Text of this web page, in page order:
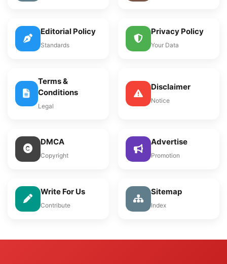
Editorial Policy
Standards
Privacy Policy
Your Data
Terms &
Conditions
Legal
Disclaimer
Notice
DMCA
Copyright
Advertise
Promotion
Write For Us
Contribute
Sitemap
Index